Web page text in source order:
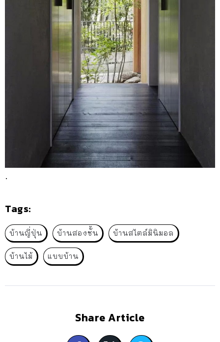
.
Tags:
บ้านญี่ปุ่น บ้านสองชั้น บ้านสไตล์มินิมอล
บ้านไม้ แบบบ้าน
Share Article